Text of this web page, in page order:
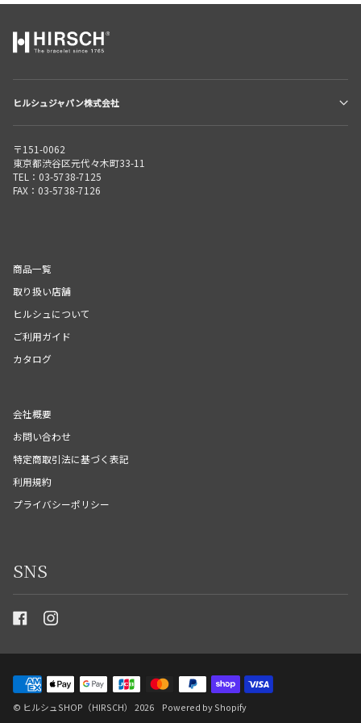
ヒルシュジャパン株式会社
〒151-0062
東京都渋谷区元代々木町33-11
TEL：03-5738-7125
FAX：03-5738-7126
商品一覧
取り扱い店舗
ヒルシュについて
ご利用ガイド
カタログ
会社概要
お問い合わせ
特定商取引法に基づく表記
利用規約
プライバシーポリシー
SNS
© ヒルシュSHOP（HIRSCH） 2026 Powered by Shopify